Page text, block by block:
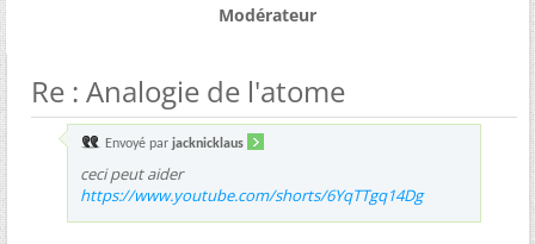
Modérateur
Re : Analogie de l'atome
Envoyé par jacknicklaus
ceci peut aider
https://www.youtube.com/shorts/6YqTTgq14Dg